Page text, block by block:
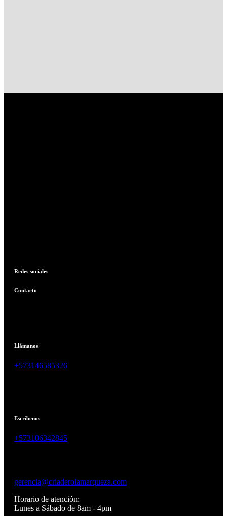
Redes sociales
Contacto
Llámanos
+573146585326
Escríbenos
+573106342845
gerencia@criaderolamarqueza.com
Horario de atención:
Lunes a Sábado de 8am - 4pm